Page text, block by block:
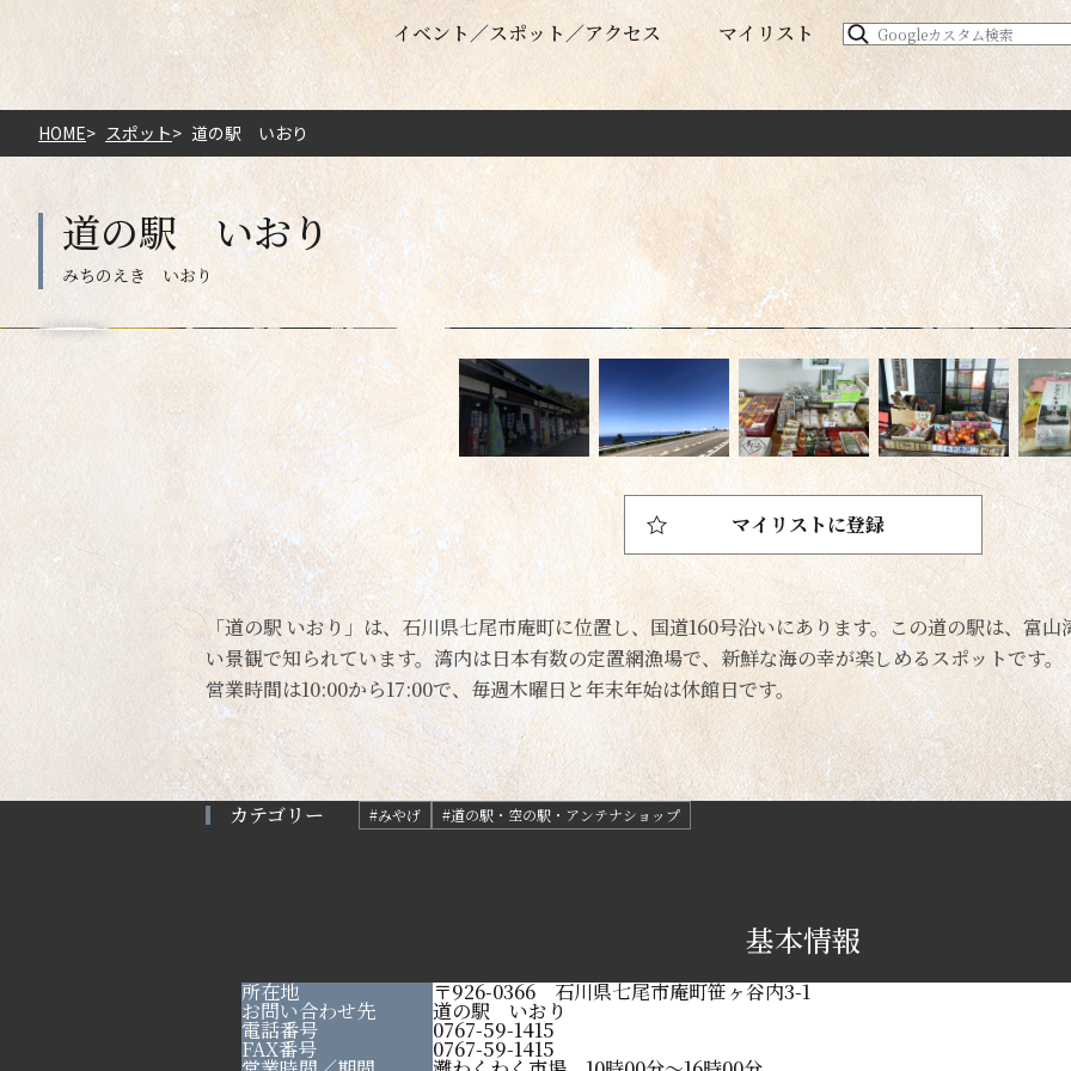
イベント スポット アクセス マイリスト
HOME スポット 道の駅 いおり
道の駅 いおり
「道の駅 いおり」は、石川県七尾市庵町に位置し、国道160号沿いにあります。この道の駅は、富
い景観で知られています。湾内は日本有数の定置網漁場で、新鮮な海の幸が楽しめるスポットです。
営業時間は10:00から17:00で、毎週木曜日と年末年始は休館日です。
マイリストに登録
カテゴリー #みやげ #道の駅・空の駅・アンテナショップ
基本情報
所在地 〒926-0366 石川県七尾市庵町笹ヶ谷内3-1
お問い合わせ先 道の駅 いおり
電話番号 0767-59-1415
FAX番号 0767-59-1415